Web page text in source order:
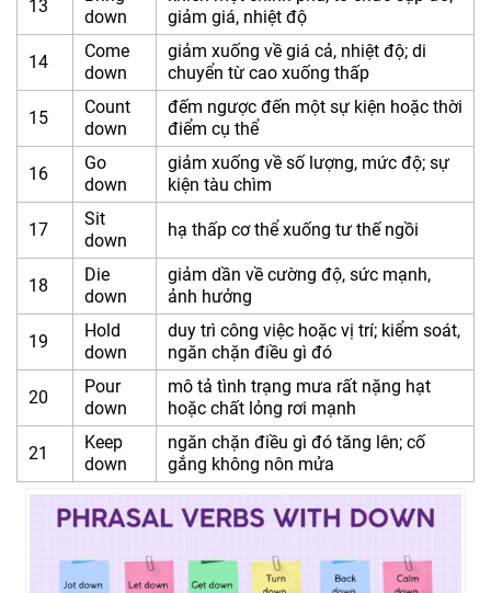
13
down
giảm giá, nhiệt độ
14
Come
down
giảm xuống về giá cả, nhiệt độ; di
chuyển từ cao xuống thấp
15
Count
down
đếm ngược đến một sự kiện hoặc thời
điểm cụ thể
16
Go
down
giảm xuống về số lượng, mức độ; sự
kiện tàu chìm
17
Sit
down
hạ thấp cơ thể xuống tư thế ngồi
18
Die
down
giảm dần về cường độ, sức mạnh,
ảnh hưởng
19
Hold
down
duy trì công việc hoặc vị trí; kiểm soát,
ngăn chặn điều gì đó
20
Pour
down
mô tả tình trạng mưa rất nặng hạt
hoặc chất lỏng rơi mạnh
21
Keep
down
ngăn chặn điều gì đó tăng lên; cố
gắng không nôn mửa